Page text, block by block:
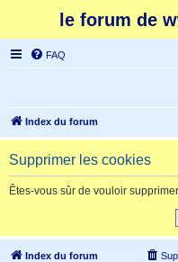
le forum de
FAQ
Index du forum
Supprimer les cookies
Êtes-vous sûr de vouloir
Index du forum